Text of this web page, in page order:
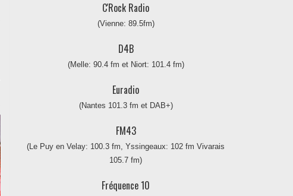
C'Rock Radio
(Vienne: 89.5fm)
D4B
(Melle: 90.4 fm et Niort: 101.4 fm)
Euradio
(Nantes 101.3 fm et DAB+)
FM43
(Le Puy en Velay: 100.3 fm, Yssingeaux: 102 fm Vivarais
105.7 fm)
Fréquence 10